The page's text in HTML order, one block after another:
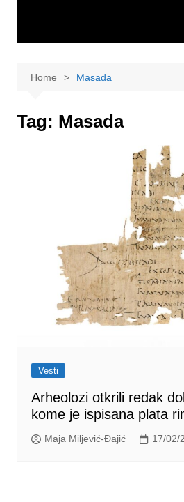
Home Masada
Tag: Masada
Vesti
Arheolozi otkrili redak
kome je ispisana plata
Maja Miljević-Đajić 17/02/